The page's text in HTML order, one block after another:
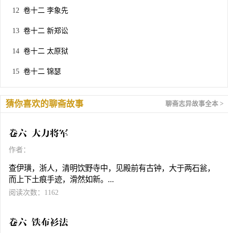
卷十二 李象先
卷十二 新郑讼
卷十二 太原狱
卷十二 锦瑟
猜你喜欢的聊斋故事 聊斋志异故事全本 >
卷六 大力将军
作者：
查伊璜，浙人，清明饮野寺中，见殿前有古钟，大于两石瓮，
而上下土痕手迹，滑然如新。...
阅读次数：1162
卷六 铁布衫法